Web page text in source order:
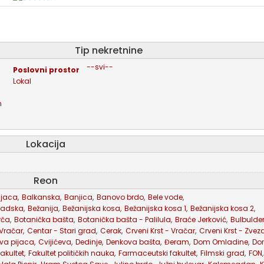
tip nekretnine
poslovni prostor
lokal
--svi--
Lokacija
Reon
, Balkanska, Banjica, Banovo brdo, Bele vode,
, Bežanija, Bežanijska kosa, Bežanijska kosa 1, Bežanijska kosa 2,
, Botanička bašta, Botanička bašta - Palilula, Braće Jerković, Bulbulder
, Centar - Stari grad, Cerak, Crveni Krst - Vračar, Crveni Krst -
pijaca, Cvijićeva, Dedinje, Denkova bašta, Đeram, Dom Omladine,
, Fakultet političkih nauka, Farmaceutski fakultet, Filmski grad, FON,